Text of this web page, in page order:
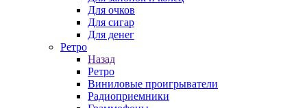
Для очков
Для сигар
Для денег
Ретро
Назад
Ретро
Виниловые проигрыватели
Радиоприемники